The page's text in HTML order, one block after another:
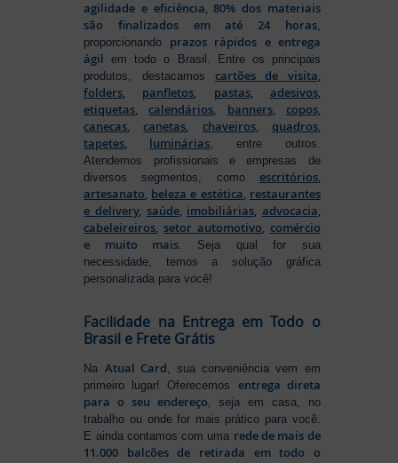
agilidade e eficiência, 80% dos materiais
são finalizados em até 24 horas,
proporcionando prazos rápidos e entrega
ágil em todo o Brasil. Entre os principais
produtos, destacamos cartões de visita,
folders, panfletos, pastas, adesivos,
etiquetas,calendários, banners, copos,
canecas,canetas, chaveiros, quadros,
tapetes, luminárias, entre outros.
Atendemos profissionais e empresas de
diversos segmentos, como escritórios,
artesanato, beleza e estética, restaurantes
e delivery, saúde, imobiliárias, advocacia,
cabeleireiros, setor automotivo, comércio
e muito mais. Seja qual for sua
necessidade, temos a solução gráfica
personalizada para você!
Facilidade na Entrega em Todo o
Brasil e Frete Grátis
Na Atual Card , sua conveniência vem em
primeiro lugar! Oferecemos entrega direta
para o seu endereço , seja em casa, no
trabalho ou onde for mais prático para você.
E ainda contamos com uma rede de mais de
11.000 balcões de retirada em todo o